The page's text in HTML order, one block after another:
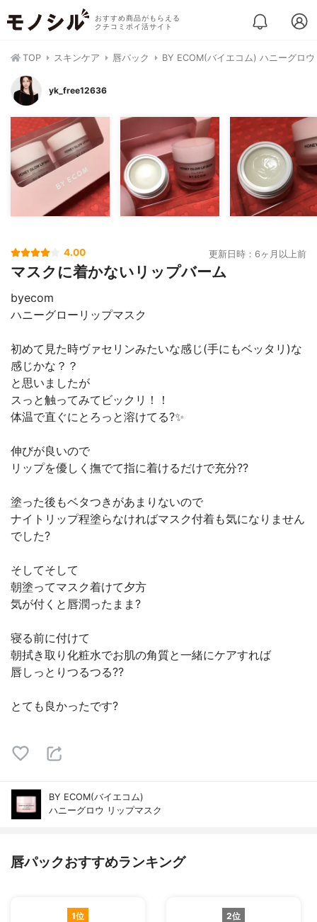
おすすめ商品がもらえる
クチコミポイ活サイト
TOP スキンケア 唇パック BY ECOM(バイエコム) ハニーグロ
yk_free12636
4.00 更新日時：6ヶ月以上前
マスクに着かないリップバーム
byecom
ハニーグローリップマスク
初めて見た時ヴァセリンみたいな感じ(手にもベッタリ)な
感じかな？？
と思いましたが
スっと触ってみてビックリ！！
体温で直ぐにとろっと溶けてる?✨
伸びが良いので
リップを優しく撫でて指に着けるだけで充分??
塗った後もベタつきがあまりないので
ナイトリップ程塗らなければマスク付着も気になりません
でした?
そしてそして
朝塗ってマスク着けて夕方
気が付くと唇潤ったまま?
寝る前に付けて
朝拭き取り化粧水でお肌の角質と一緒にケアすれば
唇しっとりつるつる??
とても良かったです?
BY ECOM(バイエコム)
ハニーグロウ リップマスク
唇パックおすすめランキング
1位 2位